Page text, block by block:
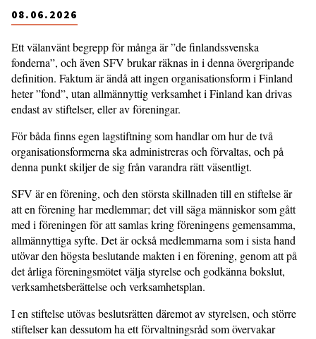
08.06.2026
Ett välanvänt begrepp för många är ”de finlandssvenska
fonderna”, och även SFV brukar räknas in i denna övergripande
definition. Faktum är ändå att ingen organisationsform i Finland
heter ”fond”, utan allmännyttig verksamhet i Finland kan drivas
endast av stiftelser, eller av föreningar.
För båda finns egen lagstiftning som handlar om hur de två
organisationsformerna ska administreras och förvaltas, och på
denna punkt skiljer de sig från varandra rätt väsentligt.
SFV är en förening, och den största skillnaden till en stiftelse är
att en förening har medlemmar; det vill säga människor som gått
med i föreningen för att samlas kring föreningens gemensamma,
allmännyttiga syfte. Det är också medlemmarna som i sista hand
utövar den högsta beslutande makten i en förening, genom att på
det årliga föreningsmötet välja styrelse och godkänna bokslut,
verksamhetsberättelse och verksamhetsplan.
I en stiftelse utövas beslutsrätten däremot av styrelsen, och större
stiftelser kan dessutom ha ett förvaltningsråd som övervakar